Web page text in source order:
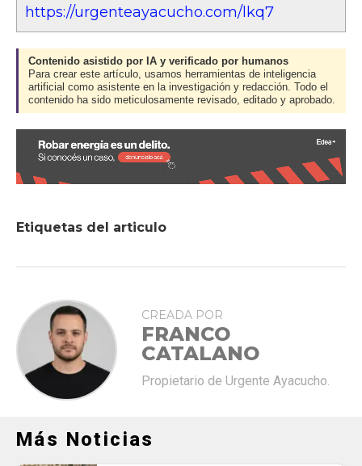
https://urgenteayacucho.com/lkq7
Contenido asistido por IA y verificado por humanos
Para crear este artículo, usamos herramientas de inteligencia
artificial como asistente en la investigación y redacción. Todo el
contenido ha sido meticulosamente revisado, editado y aprobado.
Etiquetas del articulo
CREADA POR
FRANCO
CATALANO
Propietario de Urgente Ayacucho.
Más Noticias